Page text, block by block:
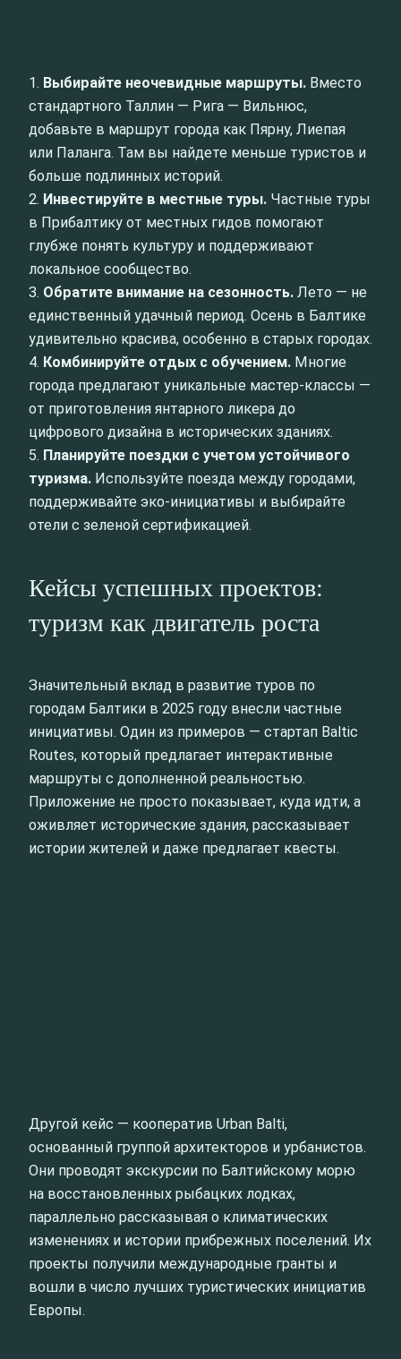
1. Выбирайте неочевидные маршруты. Вместо
стандартного Таллин — Рига — Вильнюс,
добавьте в маршрут города как Пярну, Лиепая
или Паланга. Там вы найдете меньше туристов и
больше подлинных историй.
2. Инвестируйте в местные туры. Частные туры
в Прибалтику от местных гидов помогают
глубже понять культуру и поддерживают
локальное сообщество.
3. Обратите внимание на сезонность. Лето — не
единственный удачный период. Осень в Балтике
удивительно красива, особенно в старых городах.
4. Комбинируйте отдых с обучением. Многие
города предлагают уникальные мастер-классы —
от приготовления янтарного ликера до
цифрового дизайна в исторических зданиях.
5. Планируйте поездки с учетом устойчивого
туризма. Используйте поезда между городами,
поддерживайте эко-инициативы и выбирайте
отели с зеленой сертификацией.
Кейсы успешных проектов:
туризм как двигатель роста
Значительный вклад в развитие туров по
городам Балтики в 2025 году внесли частные
инициативы. Один из примеров — стартап Baltic
Routes, который предлагает интерактивные
маршруты с дополненной реальностью.
Приложение не просто показывает, куда идти, а
оживляет исторические здания, рассказывает
истории жителей и даже предлагает квесты.
Другой кейс — кооператив Urban Balti,
основанный группой архитекторов и урбанистов.
Они проводят экскурсии по Балтийскому морю
на восстановленных рыбацких лодках,
параллельно рассказывая о климатических
изменениях и истории прибрежных поселений. Их
проекты получили международные гранты и
вошли в число лучших туристических инициатив
Европы.